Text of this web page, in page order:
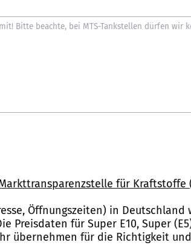
für Kraftstoffe
Öffnungszeiten) in
Preisdaten für Super E10, Super
übernehmen für die Richtigkeit